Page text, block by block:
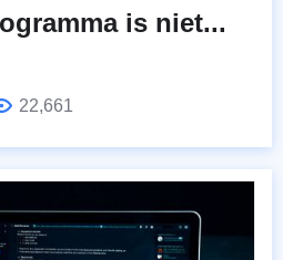
is niet...
22,661